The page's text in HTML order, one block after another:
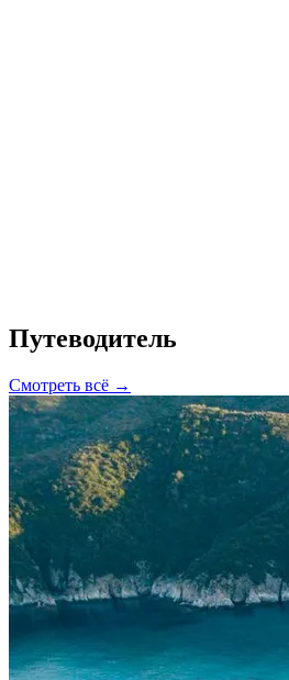
Путеводитель
Смотреть всё →